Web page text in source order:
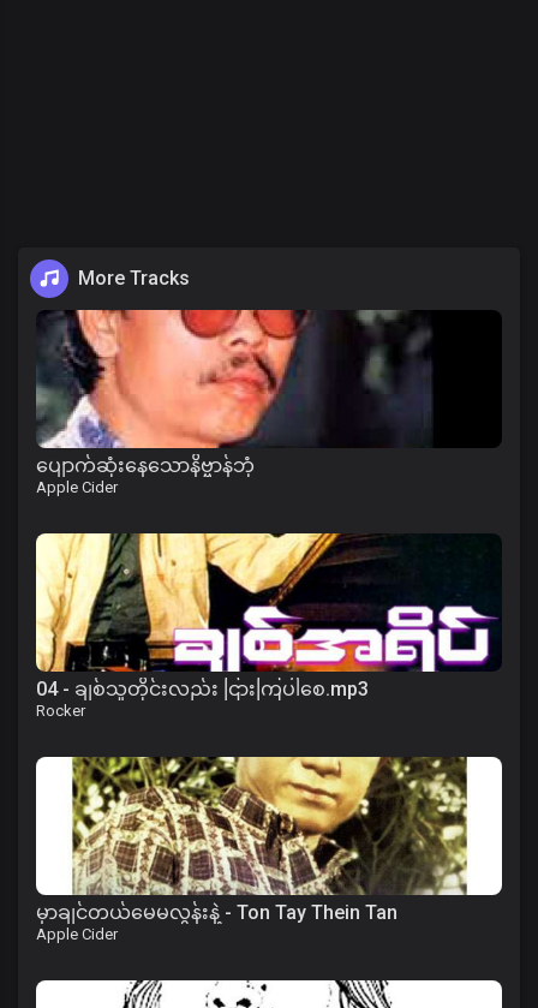
More Tracks
ပျောက်ဆုံးနေသောနိဗ္ဗာန်ဘုံ
Apple Cider
04 - ချစ်သူတိုင်းလည်း ငြားကြပါစေ.mp3
Rocker
မှာချင်တယ်မေမလွန်းနဲ့ - Ton Tay Thein Tan
Apple Cider